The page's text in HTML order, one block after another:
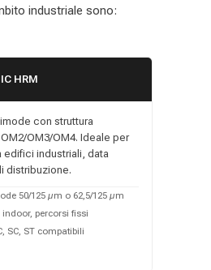
industriale sono:
HRM
con struttura
OM3/OM4. Ideale per
edifici industriali, data
distribuzione.
50/125 µm o 62,5/125 µm
percorsi fissi
SC, ST compatibili